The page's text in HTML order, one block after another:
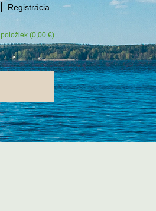
Registrácia
položiek (0,00 €)